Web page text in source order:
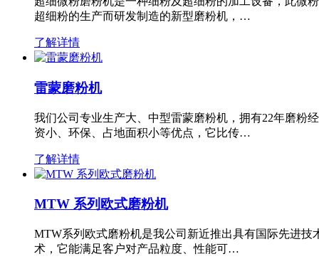
超细粉的生产而研发制造的新型磨粉机，…
了解详情
雷蒙磨粉机
我们公司专业生产大、中型雷蒙磨粉机，拥有22年磨粉
资小、环保、占地面积小等优点，它比传…
了解详情
MTW 系列欧式磨粉机
MTW系列欧式磨粉机是我公司新近推出具有国际先进
术，它能满足客户对产品粒度、性能可…